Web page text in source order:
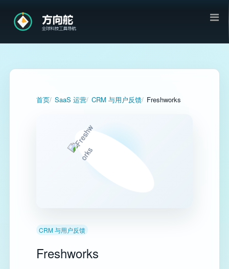
首页 SaaS 运营 CRM 与用户反馈 Freshworks
CRM 与用户反馈
Freshworks